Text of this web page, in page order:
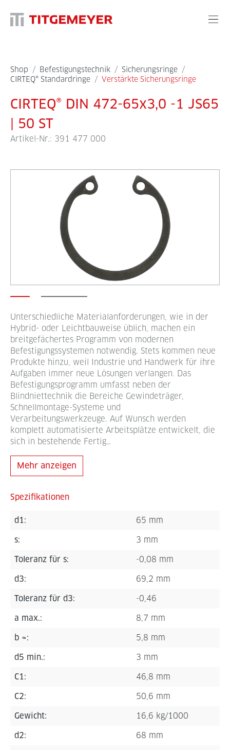
Shop / Befestigungstechnik / Sicherungsringe /
CIRTEQ® Standardringe / Verstärkte Sicherungsringe
CIRTEQ® DIN 472-65x3,0 -1 JS65
| 50 ST
Artikel-Nr.: 391 477 000
Unterschiedliche Materialanforderungen, wie in der
Hybrid- oder Leichtbauweise üblich, machen ein
breitgefächertes Programm von modernen
Befestigungssystemen notwendig. Stets kommen neue
Produkte hinzu, weil Industrie und Handwerk für ihre
Aufgaben immer neue Lösungen verlangen. Das
Befestigungsprogramm umfasst neben der
Blindniettechnik die Bereiche Gewindeträger,
Schnellmontage-Systeme und
Verarbeitungswerkzeuge. Auf Wunsch werden
komplett automatisierte Arbeitsplätze entwickelt, die
sich in bestehende Fertig…
Mehr anzeigen
Spezifikationen
d1: 65 mm
s: 3 mm
Toleranz für s: -0,08 mm
d3: 69,2 mm
Toleranz für d3: -0,46
a max.: 8,7 mm
b ≈: 5,8 mm
d5 min.: 3 mm
C1: 46,8 mm
C2: 50,6 mm
Gewicht: 16,6 kg/1000
d2: 68 mm